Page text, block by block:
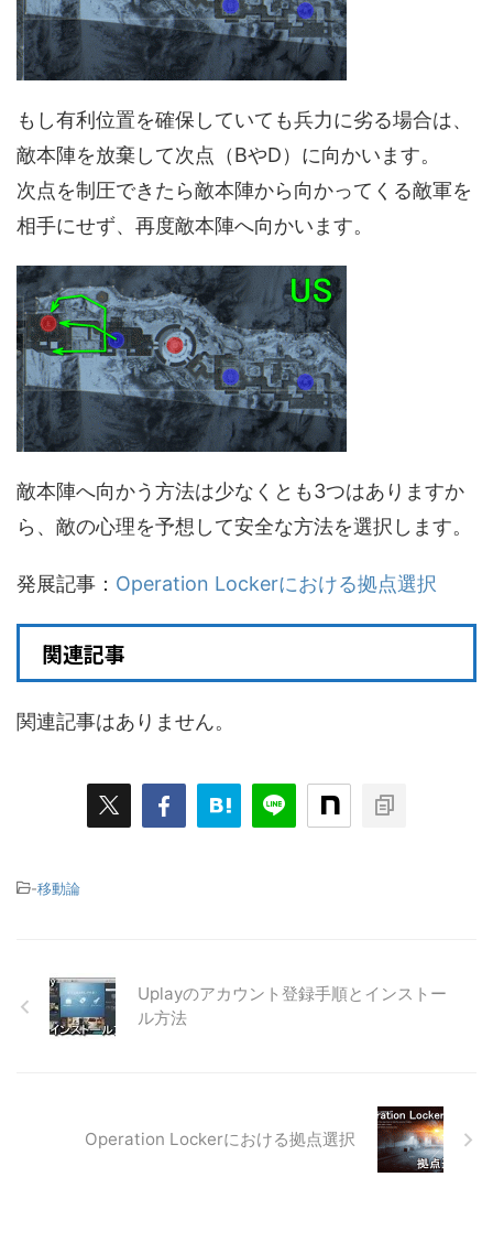
もし有利位置を確保していても兵力に劣る場合は、
敵本陣を放棄して次点（BやD）に向かいます。
次点を制圧できたら敵本陣から向かってくる敵軍を
相手にせず、再度敵本陣へ向かいます。
敵本陣へ向かう方法は少なくとも3つはありますか
ら、敵の心理を予想して安全な方法を選択します。
発展記事： Operation Lockerにおける拠点選択
関連記事
関連記事はありません。
-移動論
Uplayのアカウント登録手順とインストー
ル方法
Operation Lockerにおける拠点選択